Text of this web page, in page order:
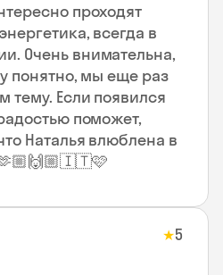
проходят
всегда в
Очень внимательна,
понятно, мы еще раз
тему. Если появился
поможет,
Наталья влюблена в
★5